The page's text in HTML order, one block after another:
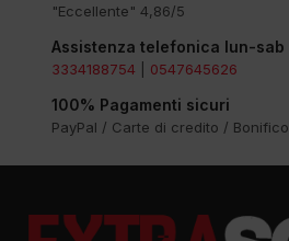
"Eccellente" 4,86/5
Assistenza telefonica lun-sab
3334188754 0547645626
100% Pagamenti sicuri
PayPal / Carte di credito / Bonifico